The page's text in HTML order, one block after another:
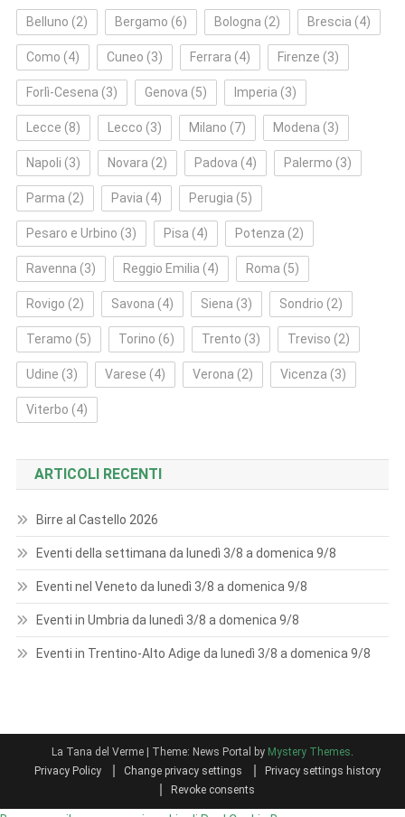
Belluno (2) Bergamo (6) Bologna (2) Brescia (4)
Como (4) Cuneo (3) Ferrara (4) Firenze (3)
Forlì‑Cesena (3) Genova (5) Imperia (3)
Lecce (8) Lecco (3) Milano (7) Modena (3)
Napoli (3) Novara (2) Padova (4) Palermo (3)
Parma (2) Pavia (4) Perugia (5)
Pesaro e Urbino (3) Pisa (4) Potenza (2)
Ravenna (3) Reggio Emilia (4) Roma (5)
Rovigo (2) Savona (4) Siena (3) Sondrio (2)
Teramo (5) Torino (6) Trento (3) Treviso (2)
Udine (3) Varese (4) Verona (2) Vicenza (3)
Viterbo (4)
ARTICOLI RECENTI
Birre al Castello 2026
Eventi della settimana da lunedì 3/8 a domenica 9/8
Eventi nel Veneto da lunedì 3/8 a domenica 9/8
Eventi in Umbria da lunedì 3/8 a domenica 9/8
Eventi in Trentino-Alto Adige da lunedì 3/8 a domenica 9/8
La Tana del Verme Theme: News Portal by Mystery Themes.
Privacy Policy
Change privacy settings
Privacy settings history
Revoke consents